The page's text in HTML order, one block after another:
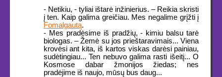
- Netikiu, - tyliai ištarė inžinierius. – Reikia skristi
į ten. Kaip galima greičiau. Mes negalime grįžti į
Fomalgautą.
- Mes pradėsime iš pradžių, - kimiu balsu tarė
biologas. – Žemė su jos prieštaravimais... Viena
krovėsi ant kita, iš kartos viskas darėsi painiau,
sudėtingiau... Ten nebuvo galima rasti išeitį... O
Kosmose dabar žmonijos žiedas; nes
pradėjime iš naujo, mūsų bus daug...